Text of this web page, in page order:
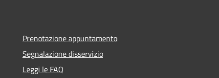
Prenotazione appuntamento
Segnalazione disservizio
Leggi le FAQ